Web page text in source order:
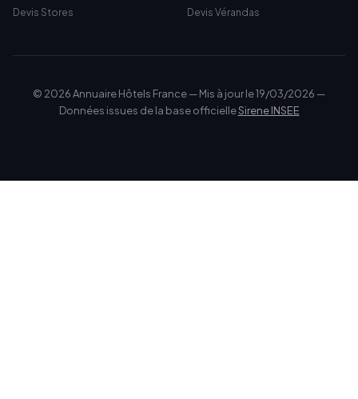
Devis Stores
Devis Vérandas
© 2026 Annuaire Hôtels France — Mis à jour le 19/03/2026 —
Données issues de la base officielleSirene INSEE